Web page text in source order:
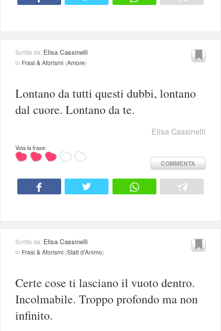
Scritta da: Elisa Cassinelli
in Frasi & Aforismi (Amore)
Lontano da tutti questi dubbi, lontano
dal cuore. Lontano da te.
Elisa Cassinelli
Vota la frase:
COMMENTA
Scritta da: Elisa Cassinelli
in Frasi & Aforismi (Stati d'Animo)
Certe cose ti lasciano il vuoto dentro.
Incolmabile. Troppo profondo ma non
infinito.